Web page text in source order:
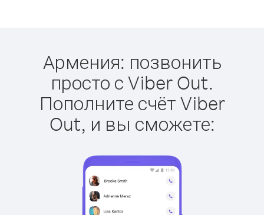
Армения: позвонить
просто с Viber Out.
Пополните счёт Viber
Out, и вы сможете: